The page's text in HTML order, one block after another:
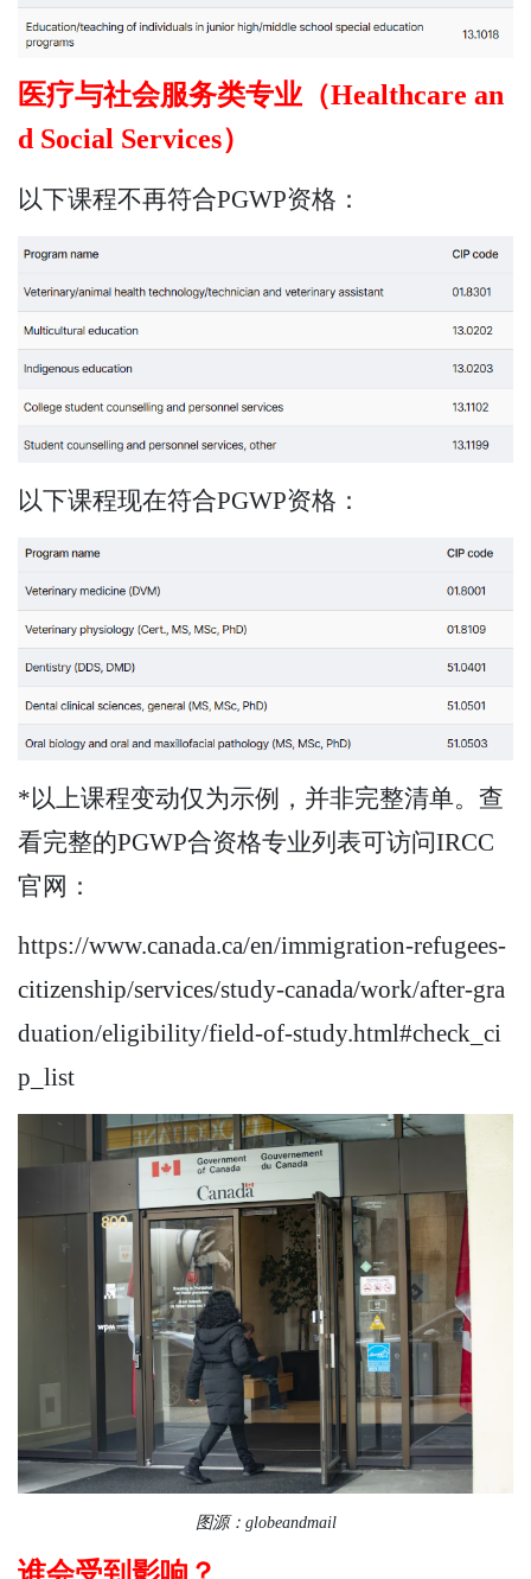
医疗与社会服务类专业（Healthcare an
d Social Services）
以下课程不再符合PGWP资格：
以下课程现在符合PGWP资格：
*以上课程变动仅为示例，并非完整清单。查
看完整的PGWP合资格专业列表可访问IRCC
官网：
https://www.canada.ca/en/immigration-refugees-
citizenship/services/study-canada/work/after-gra
duation/eligibility/field-of-study.html#check_ci
p_list
图源：globeandmail